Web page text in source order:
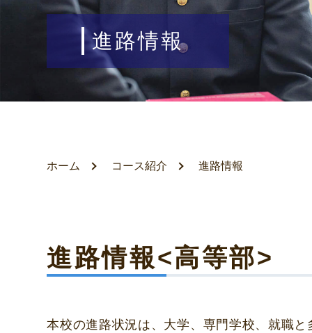
進路情報
ホーム コース紹介 進路情報
進路情報<高等部>
本校の進路状況は、大学、専門学校、就職